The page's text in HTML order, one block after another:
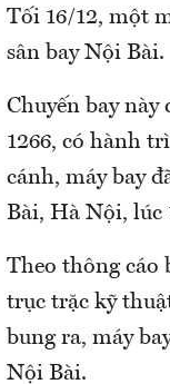
Tối 16/12, một
sân bay Nội Bài.
Chuyến bay
1266, có hành
cánh, máy bay
Bài, Hà Nội, lúc
Theo thông cáo
trục trặc kỹ
bung ra, máy
Nội Bài.